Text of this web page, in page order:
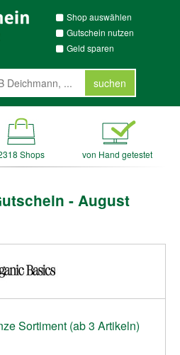
Shop auswählen
Gutschein nutzen
Geld sparen
suchen
Shops von Hand getestet
- August
Sortiment (ab 3 Artikeln)